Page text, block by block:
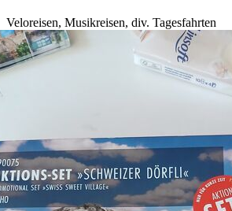
Veloreisen, Musikreisen, div. Tagesfahrten